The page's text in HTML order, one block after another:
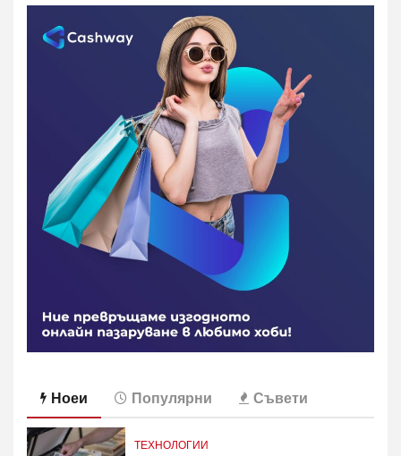
Ноеи Популярни Съвети
ТЕХНОЛОГИИ